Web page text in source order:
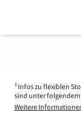
1 Infos zu flexiblen
sind unter
Weitere